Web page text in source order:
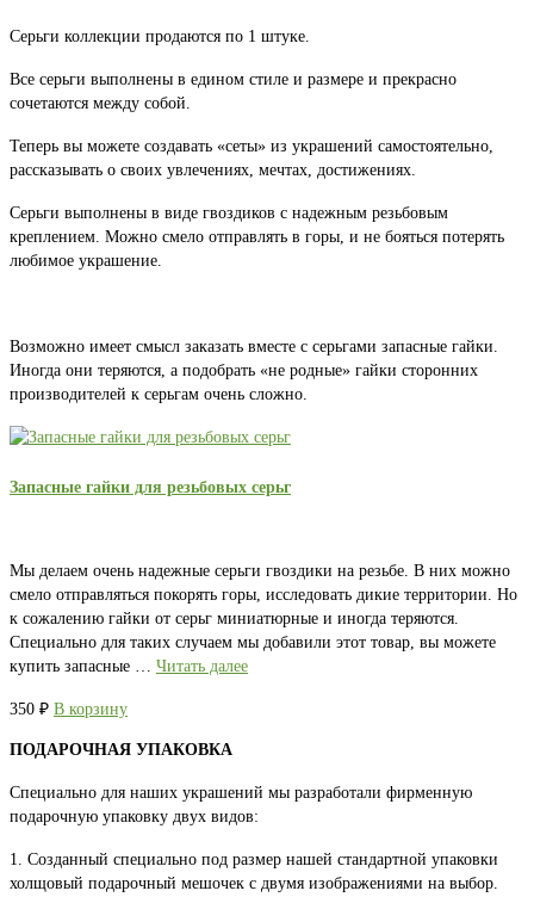
Серьги коллекции продаются по 1 штуке.
Все серьги выполнены в едином стиле и размере и прекрасно
сочетаются между собой.
Теперь вы можете создавать «сеты» из украшений самостоятельно,
рассказывать о своих увлечениях, мечтах, достижениях.
Серьги выполнены в виде гвоздиков с надежным резьбовым
креплением. Можно смело отправлять в горы, и не бояться потерять
любимое украшение.
Возможно имеет смысл заказать вместе с серьгами запасные гайки.
Иногда они теряются, а подобрать «не родные» гайки сторонних
производителей к серьгам очень сложно.
Запасные гайки для резьбовых серьг
Мы делаем очень надежные серьги гвоздики на резьбе. В них можно
смело отправляться покорять горы, исследовать дикие территории. Но
к сожалению гайки от серьг миниатюрные и иногда теряются.
Специально для таких случаем мы добавили этот товар, вы можете
купить запасные … Читать далее
350 ₽ В корзину
ПОДАРОЧНАЯ УПАКОВКА
Специально для наших украшений мы разработали фирменную
подарочную упаковку двух видов:
1. Созданный специально под размер нашей стандартной упаковки
холщовый подарочный мешочек с двумя изображениями на выбор.